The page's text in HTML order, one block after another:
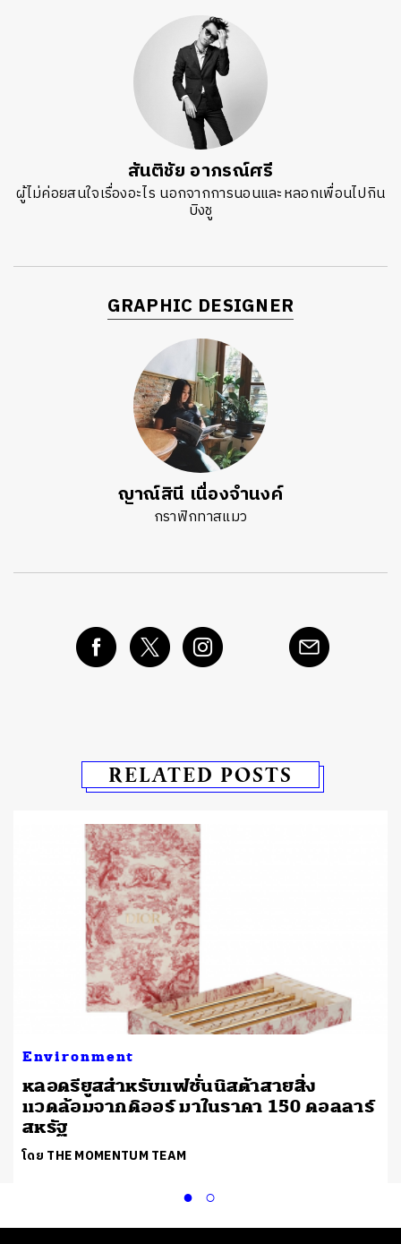
สันติชัย อาภรณ์ศรี
ผู้ไม่ค่อยสนใจเรื่องอะไร นอกจากการนอนและหลอกเพื่อนไปกิน
บิงชู
GRAPHIC DESIGNER
ญาณ์สินี เนื่องจำนงค์
กราฟิกทาสแมว
RELATED POSTS
Environment
หลอดรียูสสำหรับแฟชั่นนิสต้าสายสิ่ง
แวดล้อมจากดิออร์ มาในราคา 150 ดอลลาร์
สหรัฐ
โดย THE MOMENTUM TEAM